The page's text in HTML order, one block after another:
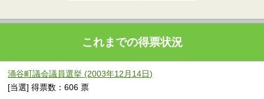
これまでの得票状況
涌谷町議会議員選挙 (2003年12月14日)
[当選] 得票数：606 票